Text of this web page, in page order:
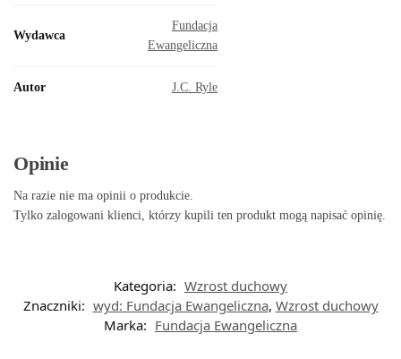
Wydawca
Fundacja
Ewangeliczna
Autor J.C. Ryle
Opinie
Na razie nie ma opinii o produkcie.
Tylko zalogowani klienci, którzy kupili ten produkt mogą napisać opinię.
Kategoria: Wzrost duchowy
Znaczniki: wyd: Fundacja Ewangeliczna, Wzrost duchowy
Marka: Fundacja Ewangeliczna